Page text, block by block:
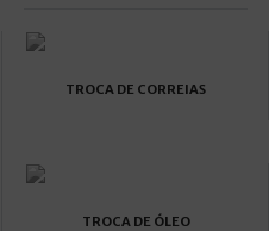
TROCA DE CORREIAS
TROCA DE ÓLEO